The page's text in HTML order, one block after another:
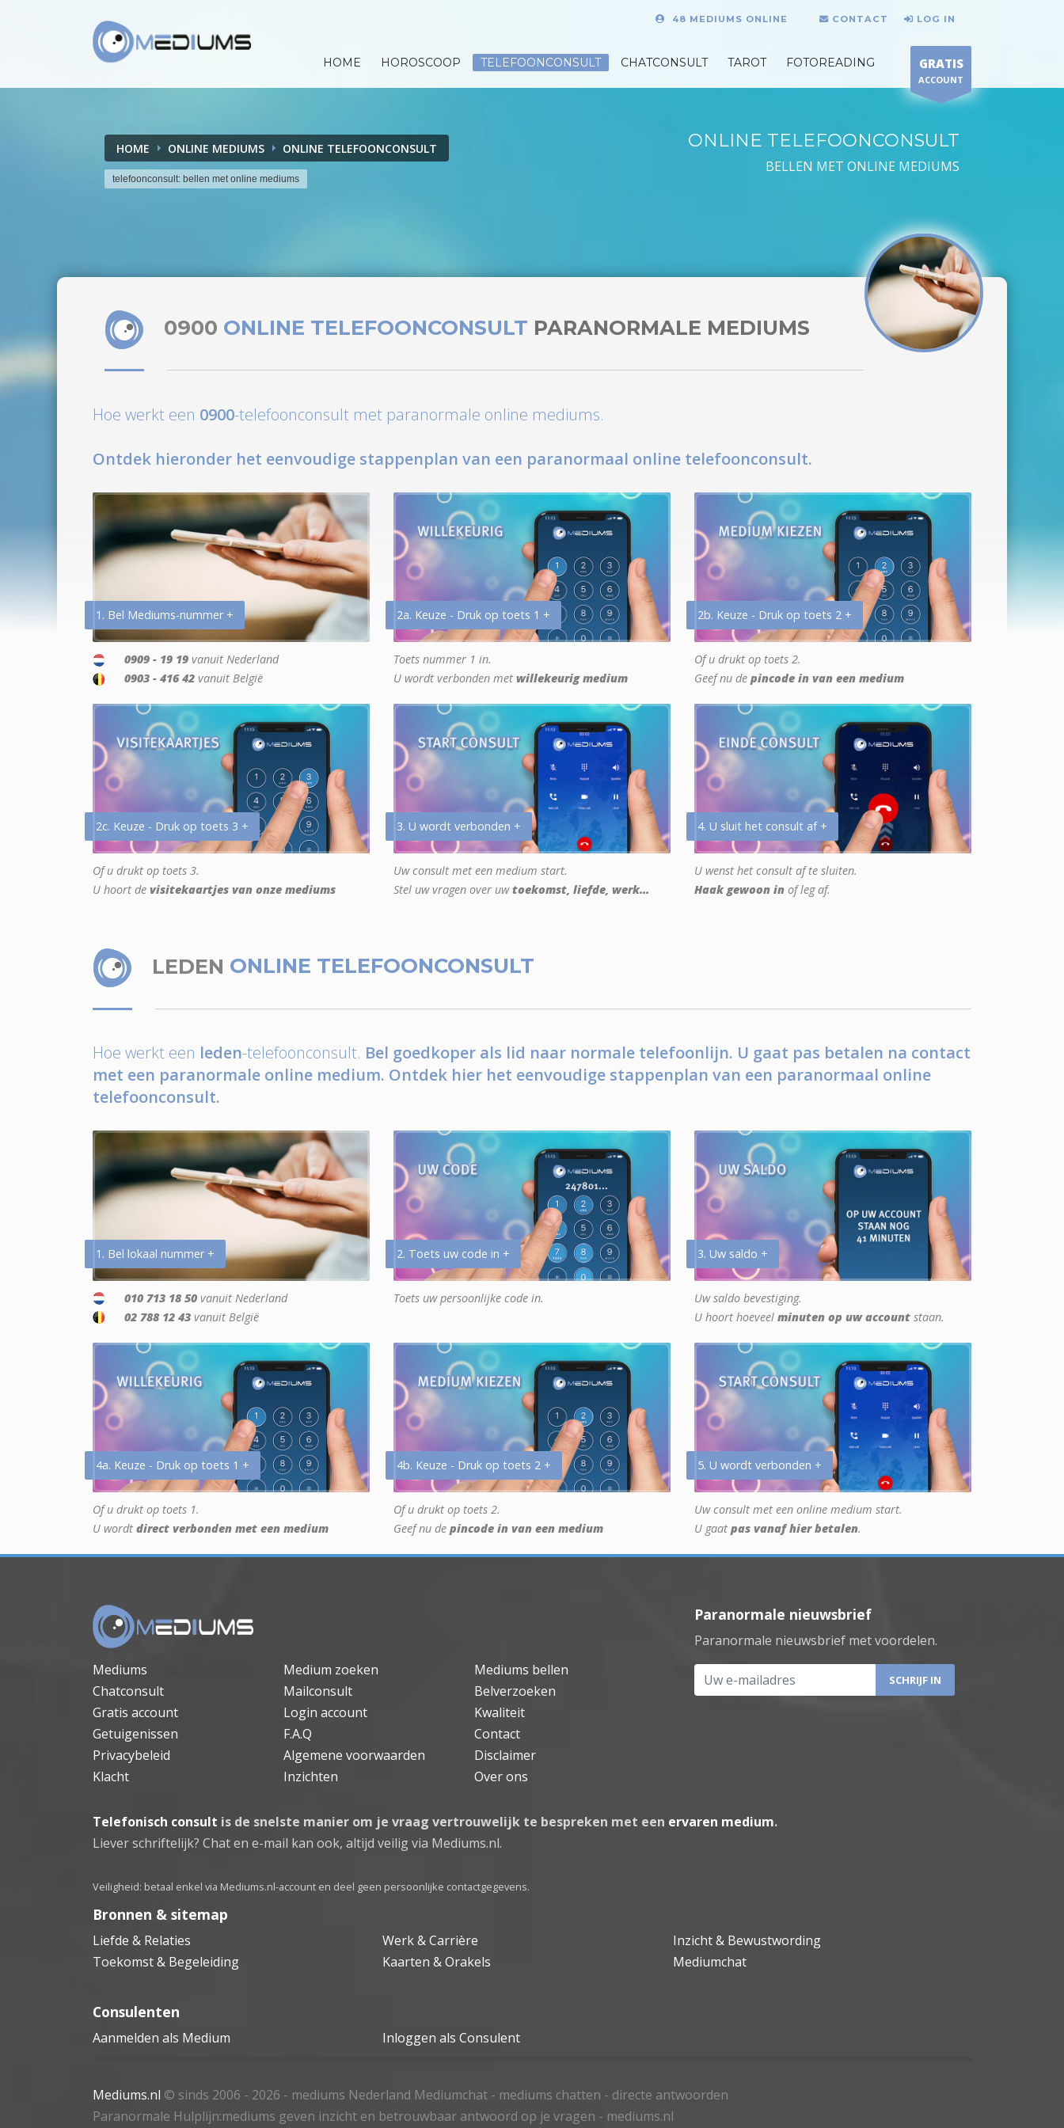
48 MEDIUMS ONLINE CONTACT LOG IN
HOME HOROSCOOP TELEFOONCONSULT CHATCONSULT TAROT FOTOREADING GRATIS
ACCOUNT
HOME ONLINE MEDIUMS ONLINE TELEFOONCONSULT
telefoonconsult: bellen met online mediums
ONLINE TELEFOONCONSULT
BELLEN MET ONLINE MEDIUMS
0900 ONLINE TELEFOONCONSULT PARANORMALE MEDIUMS
Hoe werkt een 0900-telefoonconsult met paranormale online mediums.
Ontdek hieronder het eenvoudige stappenplan van een paranormaal online telefoonconsult.
1. Bel Mediums-nummer +
0909 - 19 19 vanuit Nederland
0903 - 416 42 vanuit België
2a. Keuze - Druk op toets 1 +
Toets nummer 1 in.
U wordt verbonden met willekeurig medium
2b. Keuze - Druk op toets 2 +
Of u drukt op toets 2.
Geef nu de pincode in van een medium
2c. Keuze - Druk op toets 3 +
Of u drukt op toets 3.
U hoort de visitekaartjes van onze mediums
3. U wordt verbonden +
Uw consult met een medium start.
Stel uw vragen over uwtoekomst, liefde, werk...
4. U sluit het consult af +
U wenst het consult af te sluiten.
Haak gewoon in of leg af.
LEDEN ONLINE TELEFOONCONSULT
Hoe werkt een leden-telefoonconsult. Bel goedkoper als lid naar normale telefoonlijn. U gaat pas betalen na contact
met een paranormale online medium. Ontdek hier het eenvoudige stappenplan van een paranormaal online
telefoonconsult.
1. Bel lokaal nummer +
010 713 18 50 vanuit Nederland
02 788 12 43 vanuit België
2. Toets uw code in +
Toets uw persoonlijke code in.
3. Uw saldo +
Uw saldo bevestiging.
U hoort hoeveel minuten op uw account staan.
4a. Keuze - Druk op toets 1 +
Of u drukt op toets 1.
U wordt direct verbonden met een medium
4b. Keuze - Druk op toets 2 +
Of u drukt op toets 2.
Geef nu de pincode in van een medium
5. U wordt verbonden +
Uw consult met een online medium start.
U gaat pas vanaf hier betalen.
Mediums Medium zoeken
Mediums bellen
Chatconsult
Mailconsult
Belverzoeken
Gratis account
Login account
Kwaliteit
Getuigenissen
F.A.Q
Contact
Privacybeleid
Algemene voorwaarden
Disclaimer
Klacht
Inzichten Over ons
Paranormale nieuwsbrief
Paranormale nieuwsbrief met voordelen.
Uw e-mailadres
Telefonisch consult is de snelste manier om je vraag vertrouwelijk te bespreken met een ervaren medium.
Liever schriftelijk? Chat en e-mail kan ook, altijd veilig via Mediums.nl.
Veiligheid: betaal enkel via Mediums.nl-account en deel geen persoonlijke contactgegevens.
Bronnen & sitemap
Liefde & Relaties Werk & Carrière
Inzicht & Bewustwording
Toekomst & Begeleiding
Kaarten & Orakels Mediumchat
Consulenten
Aanmelden als Medium Inloggen als Consulent
Mediums.nl © sinds 2006 - 2026 - mediums Nederland Mediumchat - mediums chatten - directe antwoorden
Paranormale Hulplijn:mediums geven inzicht en betrouwbaar antwoord op je vragen - mediums.nl